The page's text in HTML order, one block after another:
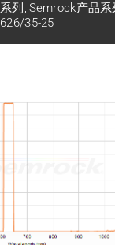
列 Semrock产品系
35-25